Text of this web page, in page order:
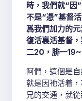
時，我們就“因
不是“憑”基督
爲我們加力的
復活裏活基督
二20，腓一
阿們，這個是
就是因祂活着
兄的交通，就